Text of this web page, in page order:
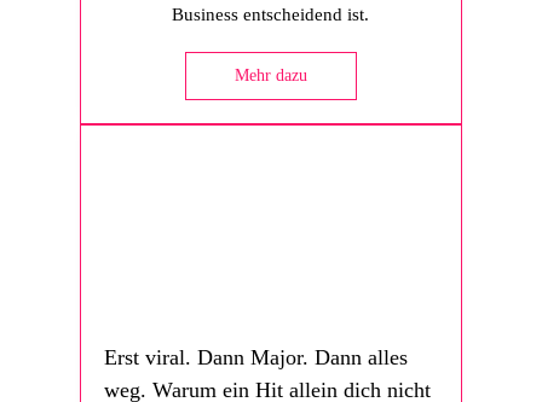
Business entscheidend ist.
Mehr dazu
Erst viral. Dann Major. Dann alles
weg. Warum ein Hit allein dich nicht